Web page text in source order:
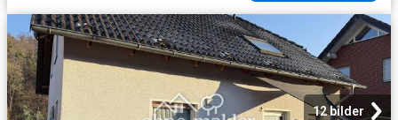
12 bilder